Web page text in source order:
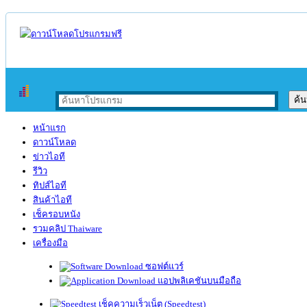
หน้าแรก
ดาวน์โหลด
ข่าวไอที
รีวิว
ทิปส์ไอที
สินค้าไอที
เช็ครอบหนัง
รวมคลิป Thaiware
เครื่องมือ
ซอฟต์แวร์
แอปพลิเคชันบนมือถือ
เช็คความเร็วเน็ต (Speedtest)